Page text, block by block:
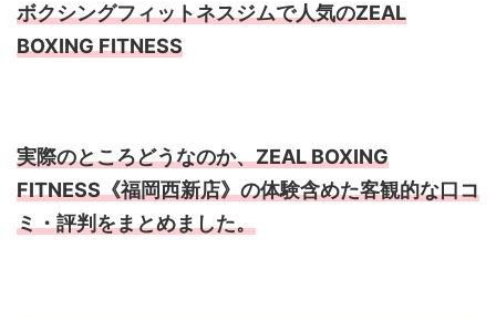
ボクシングフィットネスジムで人気のZEAL
BOXING FITNESS
実際のところどうなのか、ZEAL BOXING
FITNESS《福岡西新店》の体験含めた客観的な口コ
ミ・評判をまとめました。